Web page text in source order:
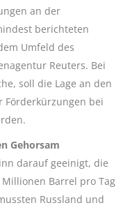
an der
berichteten
Umfeld des
Reuters. Bei
soll die Lage an den
Förderkürzungen bei
Gehorsam
darauf geeinigt, die
Barrel pro Tag
Russland und